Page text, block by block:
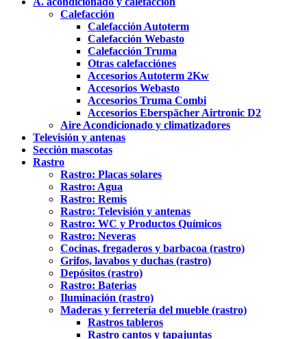
Calefacción
Calefacción Autoterm
Calefacción Webasto
Calefacción Truma
Otras calefacciónes
Accesorios Autoterm 2Kw
Accesorios Webasto
Accesorios Truma Combi
Accesorios Eberspächer Airtronic D2
Aire Acondicionado y climatizadores
Televisión y antenas
Sección mascotas
Rastro
Rastro: Placas solares
Rastro: Agua
Rastro: Remis
Rastro: Televisión y antenas
Rastro: WC y Productos Químicos
Rastro: Neveras
Cocinas, fregaderos y barbacoa (rastro)
Grifos, lavabos y duchas (rastro)
Depósitos (rastro)
Rastro: Baterias
Iluminación (rastro)
Maderas y ferretería del mueble (rastro)
Rastros tableros
Rastro cantos y tapajuntas